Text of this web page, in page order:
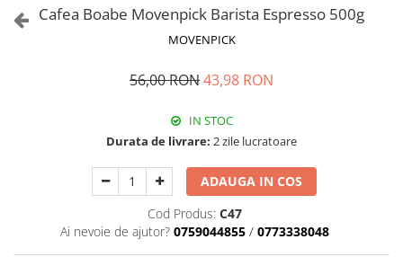
Cafea Boabe Movenpick Barista Espresso 500g
MOVENPICK
56,00 RON43,98 RON
IN STOC
Durata de livrare: 2 zile lucratoare
ADAUGA IN COS
Cod Produs: C47
Ai nevoie de ajutor? 0759044855 / 0773338048